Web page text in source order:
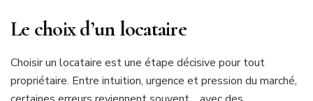
Le choix d’un locataire
Choisir un locataire est une étape décisive pour tout
propriétaire. Entre intuition, urgence et pression du marché,